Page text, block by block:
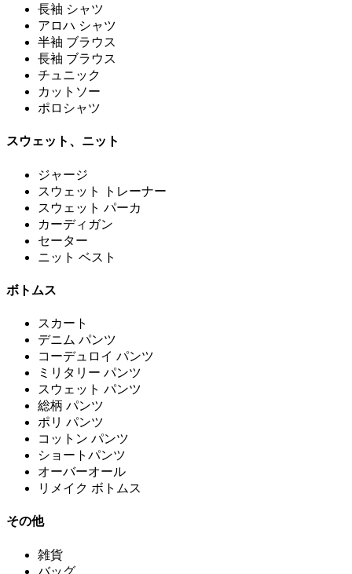
長袖 シャツ
アロハ シャツ
半袖 ブラウス
長袖 ブラウス
チュニック
カットソー
ポロシャツ
スウェット、ニット
ジャージ
スウェット トレーナー
スウェット パーカ
カーディガン
セーター
ニット ベスト
ボトムス
スカート
デニム パンツ
コーデュロイ パンツ
ミリタリー パンツ
スウェット パンツ
総柄 パンツ
ポリ パンツ
コットン パンツ
ショートパンツ
オーバーオール
リメイク ボトムス
その他
雑貨
バッグ